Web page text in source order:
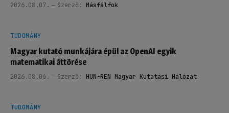
2026.08.07. Szerző: Másfélfok
TUDOMÁNY
Magyar kutató munkájára épül az OpenAI egyik
matematikai áttörése
2026.08.06. Szerző: HUN-REN Magyar Kutatási Hálózat
TUDOMÁNY